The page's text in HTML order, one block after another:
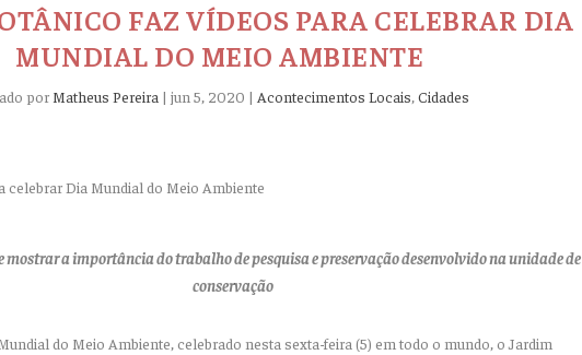
FAZ VÍDEOS PARA CELEBRAR DIA
MUNDIAL DO MEIO AMBIENTE
por Matheus Pereira |jun 5, 2020 | Acontecimentos Locais,Cidades
mostrar a importância do trabalho de pesquisa e preservação desenvolvido na unidade de
conservação
do Meio Ambiente, celebrado nesta sexta-feira (5) em todo o mundo, o Jardim